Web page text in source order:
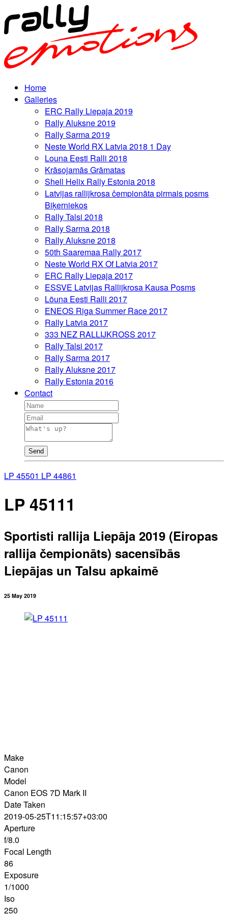
Home
Galleries
ERC Rally Liepaja 2019
Rally Aluksne 2019
Rally Sarma 2019
Neste World RX Latvia 2018 1 Day
Louna Eesti Ralli 2018
Krāsojamās Grāmatas
Shell Helix Rally Estonia 2018
Latvijas rallijkrosa čempionāta pirmais posms
Biķerniekos
Rally Talsi 2018
Rally Sarma 2018
Rally Aluksne 2018
50th Saaremaa Rally 2017
Neste World RX Of Latvia 2017
ERC Rally Liepaja 2017
ESSVE Latvijas Rallijkrosa Kausa Posms
Lõuna Eesti Ralli 2017
ENEOS Riga Summer Race 2017
Rally Latvia 2017
333 NEZ RALLIJKROSS 2017
Rally Talsi 2017
Rally Sarma 2017
Rally Aluksne 2017
Rally Estonia 2016
Contact
Send
LP 45501 LP 44861
LP 45111
Sportisti rallija Liepāja 2019 (Eiropas
rallija čempionāts) sacensībās
Liepājas un Talsu apkaimē
25 May 2019
Make
Canon
Model
Canon EOS 7D Mark II
Date Taken
2019-05-25T11:15:57+03:00
Aperture
f/8.0
Focal Length
86
Exposure
1/1000
Iso
250